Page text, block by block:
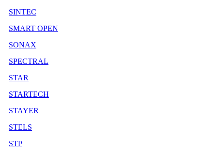
SINTEC
SMART OPEN
SONAX
SPECTRAL
STAR
STARTECH
STAYER
STELS
STP